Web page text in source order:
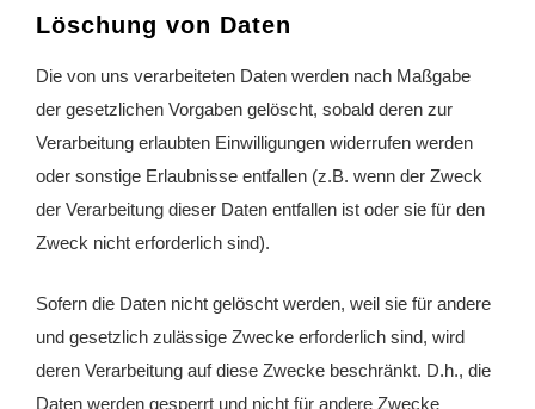
Löschung von Daten
Die von uns verarbeiteten Daten werden nach Maßgabe
der gesetzlichen Vorgaben gelöscht, sobald deren zur
Verarbeitung erlaubten Einwilligungen widerrufen werden
oder sonstige Erlaubnisse entfallen (z.B. wenn der Zweck
der Verarbeitung dieser Daten entfallen ist oder sie für den
Zweck nicht erforderlich sind).
Sofern die Daten nicht gelöscht werden, weil sie für andere
und gesetzlich zulässige Zwecke erforderlich sind, wird
deren Verarbeitung auf diese Zwecke beschränkt. D.h., die
Daten werden gesperrt und nicht für andere Zwecke